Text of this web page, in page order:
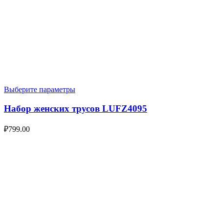
Выберите параметры
Набор женских трусов LUFZ4095
₽799.00